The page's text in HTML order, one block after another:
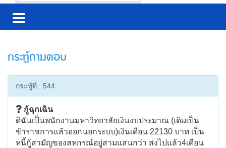
กระทู้ถามตอบ
กระทู้ที่ : 544
กู้ฉุกเฉิน
ดิฉันเป็นพนักงานมหาวิทยาลัยเงินงบประมาณ (เดิมเป็น
ข้าราชการแล้วออกนอกระบบ)เงินเดือน 22130 บาท เป็น
หนี้กู้สามัญของสหกรณ์อยู่สามแสนกว่า ส่งไปแล้ว4เดือน